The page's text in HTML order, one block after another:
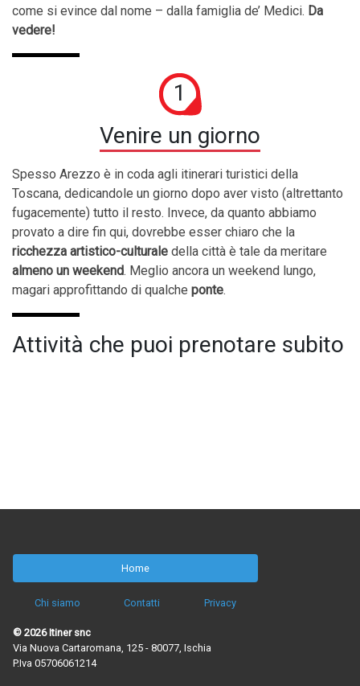
come si evince dal nome – dalla famiglia de’ Medici. Da
vedere!
1
Venire un giorno
Spesso Arezzo è in coda agli itinerari turistici della
Toscana, dedicandole un giorno dopo aver visto (altrettanto
fugacemente) tutto il resto. Invece, da quanto abbiamo
provato a dire fin qui, dovrebbe esser chiaro che la
ricchezza artistico-culturale della città è tale da meritare
almeno un weekend. Meglio ancora un weekend lungo,
magari approfittando di qualche ponte.
Attività che puoi prenotare subito
Home
Chi siamo Contatti Privacy
© 2026 Itiner snc
Via Nuova Cartaromana, 125 - 80077, Ischia
P.Iva 05706061214